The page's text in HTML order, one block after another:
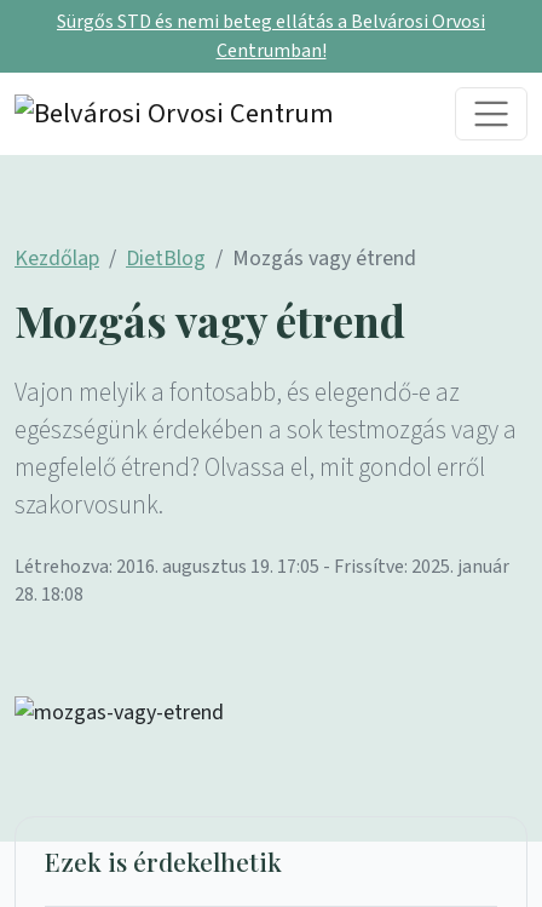
Sürgős STD és nemi beteg ellátás a Belvárosi Orvosi
Centrumban!
Skip to content
Main Navigation
Kezdőlap DietBlog Mozgás vagy étrend
Mozgás vagy étrend
Vajon melyik a fontosabb, és elegendő-e az
egészségünk érdekében a sok testmozgás vagy a
megfelelő étrend? Olvassa el, mit gondol erről
szakorvosunk.
Létrehozva: 2016. augusztus 19. 17:05 - Frissítve: 2025. január
28. 18:08
Ezek is érdekelhetik